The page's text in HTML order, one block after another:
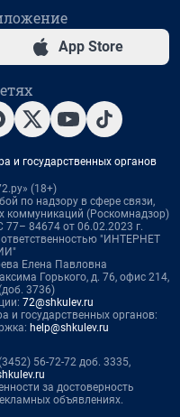
App Store
и государственных органов
(18+)
по надзору в сфере связи,
коммуникаций (Роскомнадзор)
84674 от 06.02.2023 г.
"ИНТЕРНЕТ
Елена Павловна
Горького, д. 76, офис 214,
3736)
72@shkulev.ru
и государственных органов:
help@shkulev.ru
56-72-72 доб. 3335,
за достоверность
объявлениях.